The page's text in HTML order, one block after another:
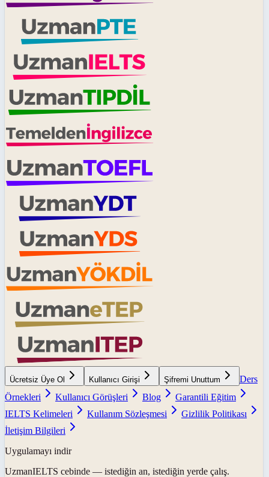
Ücretsiz Üye Ol Kullanıcı Girişi Şifremi Unuttum
Ders
Örnekleri
Kullanıcı Görüşleri Blog
Garantili Eğitim
IELTS Kelimeleri
Kullanım Sözleşmesi
Gizlilik Politikası
İletişim Bilgileri
Uygulamayı indir
UzmanIELTS cebinde — istediğin an, istediğin yerde çalış.